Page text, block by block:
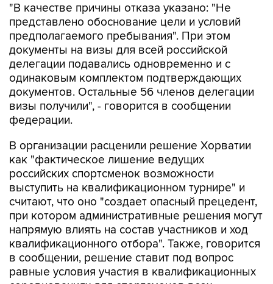
"В качестве причины отказа указано: "Не
представлено обоснование цели и условий
предполагаемого пребывания". При этом
документы на визы для всей российской
делегации подавались одновременно и с
одинаковым комплектом подтверждающих
документов. Остальные 56 членов делегации
визы получили", - говорится в сообщении
федерации.
В организации расценили решение Хорватии
как "фактическое лишение ведущих
российских спортсменок возможности
выступить на квалификационном турнире" и
считают, что оно "создает опасный прецедент,
при котором административные решения могут
напрямую влиять на состав участников и ход
квалификационного отбора". Также, говорится
в сообщении, решение ставит под вопрос
равные условия участия в квалификационных